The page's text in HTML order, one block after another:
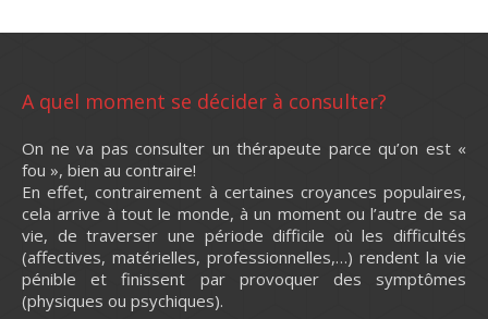
A quel moment se décider à consulter?
On ne va pas consulter un thérapeute parce qu’on est «
fou », bien au contraire!
En effet, contrairement à certaines croyances populaires,
cela arrive à tout le monde, à un moment ou l’autre de sa
vie, de traverser une période difficile où les difficultés
(affectives, matérielles, professionnelles,…) rendent la vie
pénible et finissent par provoquer des symptômes
(physiques ou psychiques).